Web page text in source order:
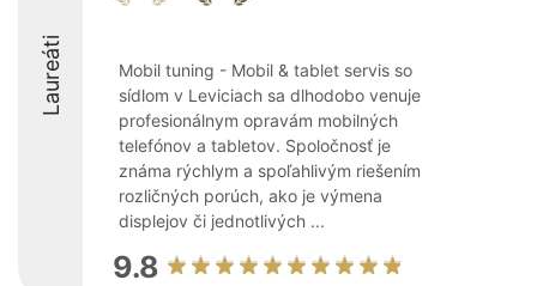
Laureáti
Mobil tuning - Mobil & tablet servis so
sídlom v Leviciach sa dlhodobo venuje
profesionálnym opravám mobilných
telefónov a tabletov. Spoločnosť je
známa rýchlym a spoľahlivým riešením
rozličných porúch, ako je výmena
displejov či jednotlivých ...
9.8